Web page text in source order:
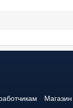
Магазин